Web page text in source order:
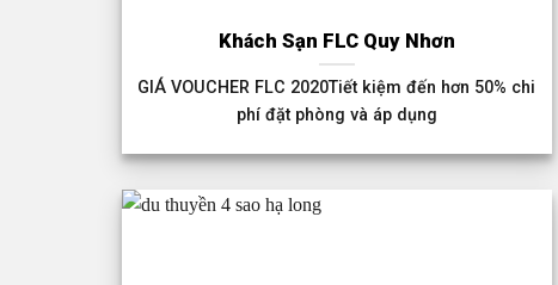
Khách Sạn FLC Quy Nhơn
GIÁ VOUCHER FLC 2020Tiết kiệm đến hơn 50% chi
phí đặt phòng và áp dụng